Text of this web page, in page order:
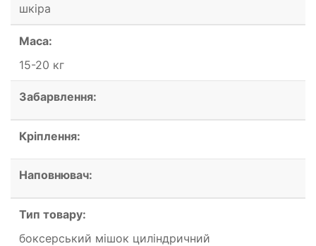
шкіра
Маса:
15-20 кг
Забарвлення:
Кріплення:
Наповнювач:
Тип товару:
боксерський мішок циліндричний